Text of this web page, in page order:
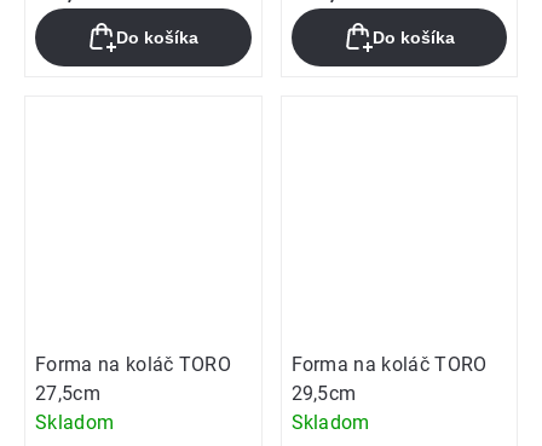
Do košíka Do košíka
Forma na koláč TORO
27,5cm
Skladom
Forma na koláč TORO
29,5cm
Skladom